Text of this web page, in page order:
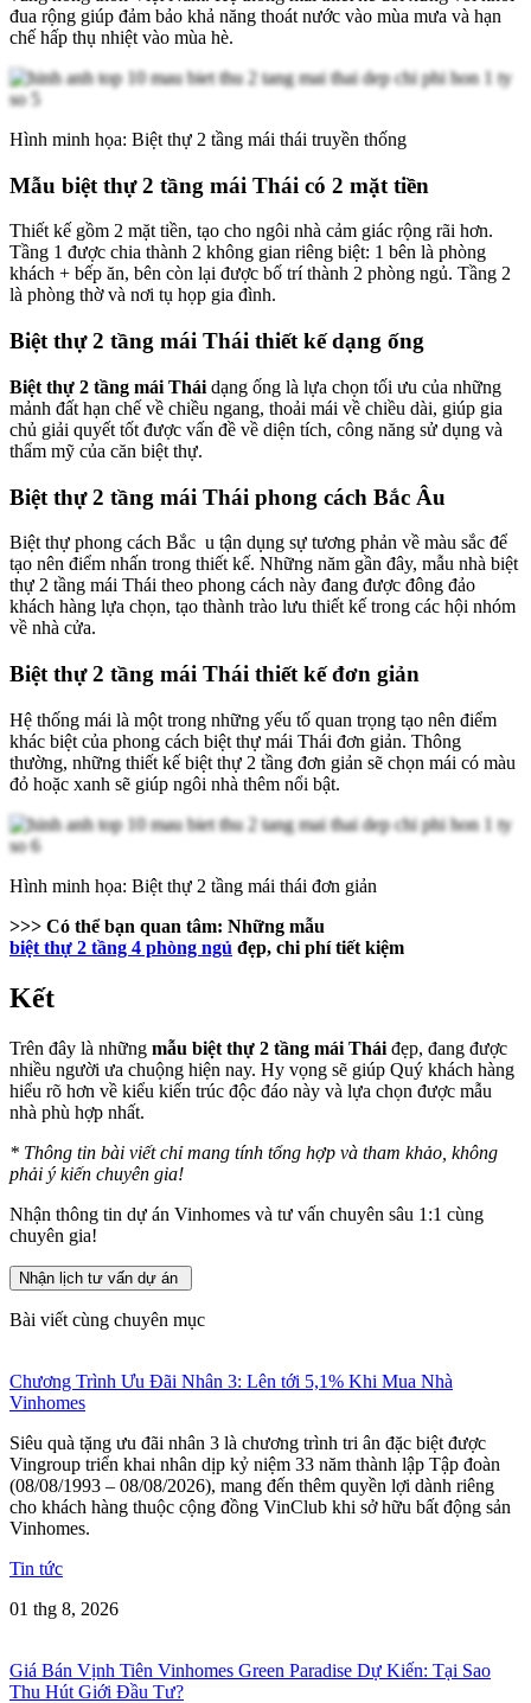
đua rộng giúp đảm bảo khả năng thoát nước vào mùa mưa và hạn
chế hấp thụ nhiệt vào mùa hè.
Hình minh họa: Biệt thự 2 tầng mái thái truyền thống
Mẫu biệt thự 2 tầng mái Thái có 2 mặt tiền
Thiết kế gồm 2 mặt tiền, tạo cho ngôi nhà cảm giác rộng rãi hơn.
Tầng 1 được chia thành 2 không gian riêng biệt: 1 bên là phòng
khách + bếp ăn, bên còn lại được bố trí thành 2 phòng ngủ. Tầng 2
là phòng thờ và nơi tụ họp gia đình.
Biệt thự 2 tầng mái Thái thiết kế dạng ống
Biệt thự 2 tầng mái Thái dạng ống là lựa chọn tối ưu của những
mảnh đất hạn chế về chiều ngang, thoải mái về chiều dài, giúp gia
chủ giải quyết tốt được vấn đề về diện tích, công năng sử dụng và
thẩm mỹ của căn biệt thự.
Biệt thự 2 tầng mái Thái phong cách Bắc Âu
Biệt thự phong cách Bắc u tận dụng sự tương phản về màu sắc để
tạo nên điểm nhấn trong thiết kế. Những năm gần đây, mẫu nhà biệt
thự 2 tầng mái Thái theo phong cách này đang được đông đảo
khách hàng lựa chọn, tạo thành trào lưu thiết kế trong các hội nhóm
về nhà cửa.
Biệt thự 2 tầng mái Thái thiết kế đơn giản
Hệ thống mái là một trong những yếu tố quan trọng tạo nên điểm
khác biệt của phong cách biệt thự mái Thái đơn giản. Thông
thường, những thiết kế biệt thự 2 tầng đơn giản sẽ chọn mái có màu
đỏ hoặc xanh sẽ giúp ngôi nhà thêm nổi bật.
Hình minh họa: Biệt thự 2 tầng mái thái đơn giản
>>> Có thể bạn quan tâm: Những mẫu
biệt thự 2 tầng 4 phòng ngủ đẹp, chi phí tiết kiệm
Kết
Trên đây là những mẫu biệt thự 2 tầng mái Thái đẹp, đang được
nhiều người ưa chuộng hiện nay. Hy vọng sẽ giúp Quý khách hàng
hiểu rõ hơn về kiểu kiến trúc độc đáo này và lựa chọn được mẫu
nhà phù hợp nhất.
* Thông tin bài viết chỉ mang tính tổng hợp và tham khảo, không
phải ý kiến chuyên gia!
Nhận thông tin dự án Vinhomes và tư vấn chuyên sâu 1:1 cùng
chuyên gia!
Nhận lịch tư vấn dự án
Bài viết cùng chuyên mục
Chương Trình Ưu Đãi Nhân 3: Lên tới 5,1% Khi Mua Nhà
Vinhomes
Siêu quà tặng ưu đãi nhân 3 là chương trình tri ân đặc biệt được
Vingroup triển khai nhân dịp kỷ niệm 33 năm thành lập Tập đoàn
(08/08/1993 – 08/08/2026), mang đến thêm quyền lợi dành riêng
cho khách hàng thuộc cộng đồng VinClub khi sở hữu bất động sản
Vinhomes.
Tin tức
01 thg 8, 2026
Giá Bán Vịnh Tiên Vinhomes Green Paradise Dự Kiến: Tại Sao
Thu Hút Giới Đầu Tư?